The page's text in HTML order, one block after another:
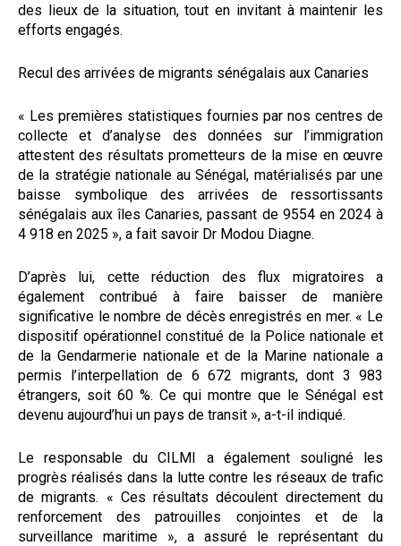
des lieux de la situation, tout en invitant à maintenir les
efforts engagés.
Recul des arrivées de migrants sénégalais aux Canaries
« Les premières statistiques fournies par nos centres de
collecte et d’analyse des données sur l’immigration
attestent des résultats prometteurs de la mise en œuvre
de la stratégie nationale au Sénégal, matérialisés par une
baisse symbolique des arrivées de ressortissants
sénégalais aux îles Canaries, passant de 9554 en 2024 à
4 918 en 2025 », a fait savoir Dr Modou Diagne.
D’après lui, cette réduction des flux migratoires a
également contribué à faire baisser de manière
significative le nombre de décès enregistrés en mer. « Le
dispositif opérationnel constitué de la Police nationale et
de la Gendarmerie nationale et de la Marine nationale a
permis l’interpellation de 6 672 migrants, dont 3 983
étrangers, soit 60 %. Ce qui montre que le Sénégal est
devenu aujourd’hui un pays de transit », a-t-il indiqué.
Le responsable du CILMI a également souligné les
progrès réalisés dans la lutte contre les réseaux de trafic
de migrants. « Ces résultats découlent directement du
renforcement des patrouilles conjointes et de la
surveillance maritime », a assuré le représentant du